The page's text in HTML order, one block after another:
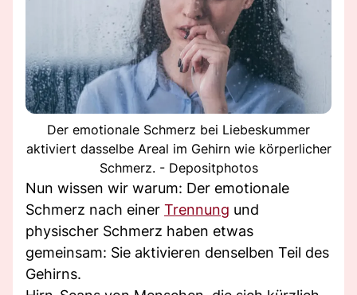
Der emotionale Schmerz bei Liebeskummer
aktiviert dasselbe Areal im Gehirn wie körperlicher
Schmerz. - Depositphotos
Nun wissen wir warum: Der emotionale
Schmerz nach einer Trennung und
physischer Schmerz haben etwas
gemeinsam: Sie aktivieren denselben Teil des
Gehirns.